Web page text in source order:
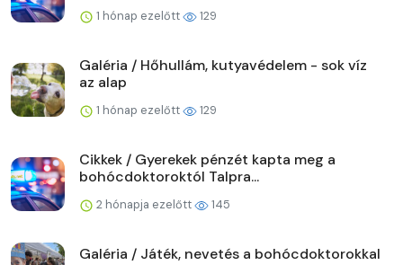
1 hónap ezelőtt 129
Galéria / Hőhullám, kutyavédelem - sok víz
az alap
1 hónap ezelőtt 129
Cikkek / Gyerekek pénzét kapta meg a
bohócdoktoroktól Talpra...
2 hónapja ezelőtt 145
Galéria / Játék, nevetés a bohócdoktorokkal